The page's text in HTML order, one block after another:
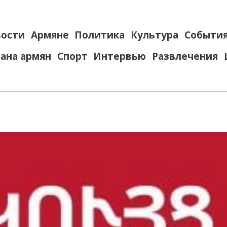
Армяне Политика Культура
армян Спорт Интервью Развлечения